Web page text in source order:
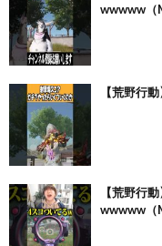
wwwww（
【荒野行
【荒野行
wwwww（